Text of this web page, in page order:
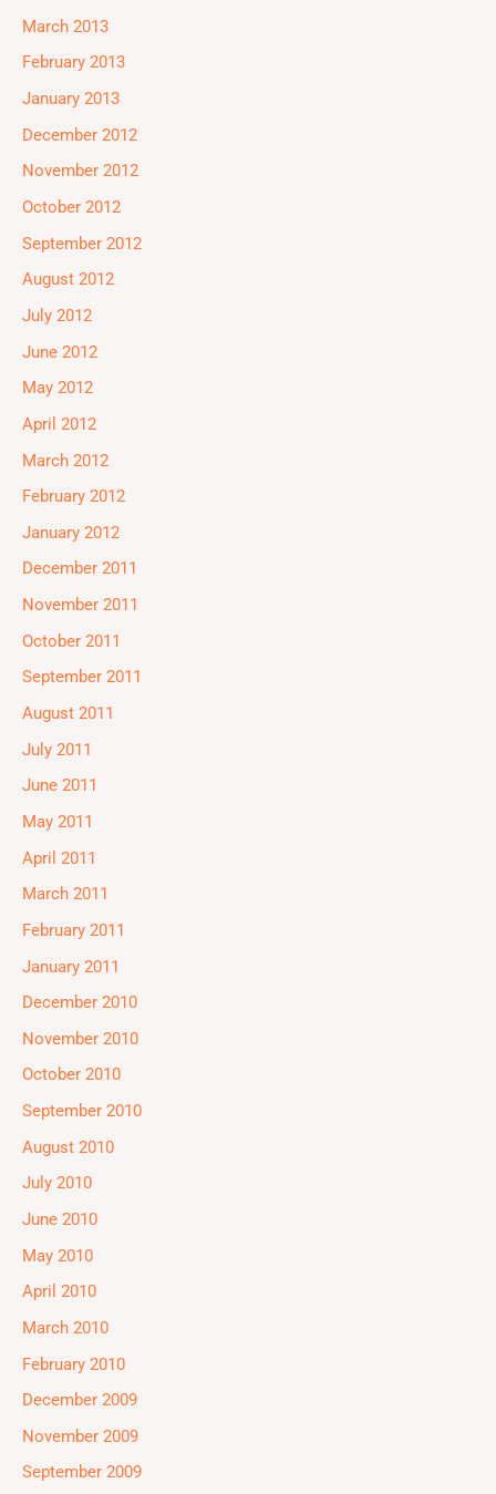
March 2013
February 2013
January 2013
December 2012
November 2012
October 2012
September 2012
August 2012
July 2012
June 2012
May 2012
April 2012
March 2012
February 2012
January 2012
December 2011
November 2011
October 2011
September 2011
August 2011
July 2011
June 2011
May 2011
April 2011
March 2011
February 2011
January 2011
December 2010
November 2010
October 2010
September 2010
August 2010
July 2010
June 2010
May 2010
April 2010
March 2010
February 2010
December 2009
November 2009
September 2009